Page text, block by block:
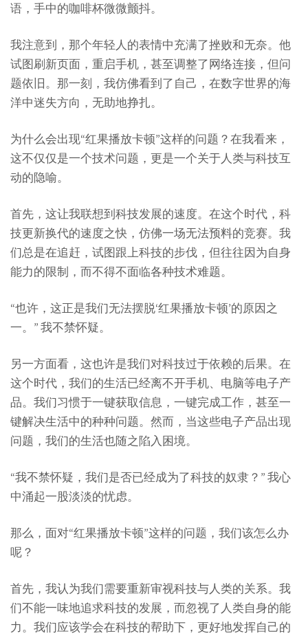
语，手中的咖啡杯微微颤抖。
我注意到，那个年轻人的表情中充满了挫败和无奈。他
试图刷新页面，重启手机，甚至调整了网络连接，但问
题依旧。那一刻，我仿佛看到了自己，在数字世界的海
洋中迷失方向，无助地挣扎。
为什么会出现“红果播放卡顿”这样的问题？在我看来，
这不仅仅是一个技术问题，更是一个关于人类与科技互
动的隐喻。
首先，这让我联想到科技发展的速度。在这个时代，科
技更新换代的速度之快，仿佛一场无法预料的竞赛。我
们总是在追赶，试图跟上科技的步伐，但往往因为自身
能力的限制，而不得不面临各种技术难题。
“也许，这正是我们无法摆脱‘红果播放卡顿’的原因之
一。” 我不禁怀疑。
另一方面看，这也许是我们对科技过于依赖的后果。在
这个时代，我们的生活已经离不开手机、电脑等电子产
品。我们习惯于一键获取信息，一键完成工作，甚至一
键解决生活中的种种问题。然而，当这些电子产品出现
问题，我们的生活也随之陷入困境。
“我不禁怀疑，我们是否已经成为了科技的奴隶？” 我心
中涌起一股淡淡的忧虑。
那么，面对“红果播放卡顿”这样的问题，我们该怎么办
呢？
首先，我认为我们需要重新审视科技与人类的关系。我
们不能一味地追求科技的发展，而忽视了人类自身的能
力。我们应该学会在科技的帮助下，更好地发挥自己的